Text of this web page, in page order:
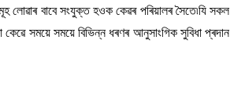
লোৱাৰ বাবে সংযুক্ত হওক কেৱৰ পৰিয়ালৰ সৈতে৷যি সকল
সময়ে সময়ে বিভিন্ন ধৰণৰ আনুসাংগিক সুবিধা প্ৰদান